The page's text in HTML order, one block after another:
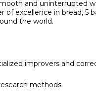
and uninterrupted
of excellence in bread, 5
the world.
improvers and
methods